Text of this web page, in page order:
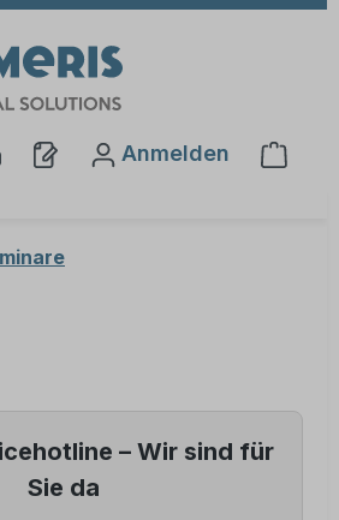
Anmelden
– Wir sind für
Sie da